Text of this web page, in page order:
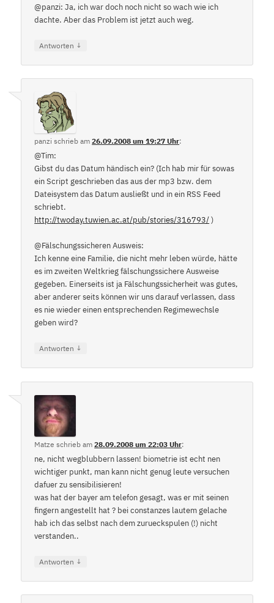
@panzi: Ja, ich war doch noch nicht so wach wie ich
dachte. Aber das Problem ist jetzt auch weg.
Antworten ↓
panzi schrieb am26.09.2008 um 19:27 Uhr:
@Tim:
Gibst du das Datum händisch ein? (Ich hab mir für sowas
ein Script geschrieben das aus der mp3 bzw. dem
Dateisystem das Datum ausließt und in ein RSS Feed
schriebt.
http://twoday.tuwien.ac.at/pub/stories/316793/)
@Fälschungssicheren Ausweis:
Ich kenne eine Familie, die nicht mehr leben würde, hätte
es im zweiten Weltkrieg fälschungssichere Ausweise
gegeben. Einerseits ist ja Fälschungssicherheit was gutes,
aber anderer seits können wir uns darauf verlassen, dass
es nie wieder einen entsprechenden Regimewechsle
geben wird?
Antworten ↓
Matze schrieb am28.09.2008 um 22:03 Uhr:
ne, nicht wegblubbern lassen! biometrie ist echt nen
wichtiger punkt, man kann nicht genug leute versuchen
dafuer zu sensibilisieren!
was hat der bayer am telefon gesagt, was er mit seinen
fingern angestellt hat ? bei constanzes lautem gelache
hab ich das selbst nach dem zurueckspulen (!) nicht
verstanden..
Antworten ↓